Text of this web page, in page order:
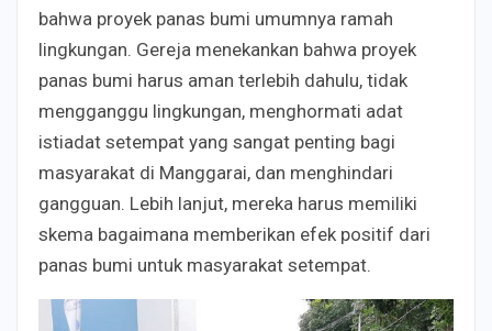
bahwa proyek panas bumi umumnya ramah
lingkungan. Gereja menekankan bahwa proyek
panas bumi harus aman terlebih dahulu, tidak
mengganggu lingkungan, menghormati adat
istiadat setempat yang sangat penting bagi
masyarakat di Manggarai, dan menghindari
gangguan. Lebih lanjut, mereka harus memiliki
skema bagaimana memberikan efek positif dari
panas bumi untuk masyarakat setempat.